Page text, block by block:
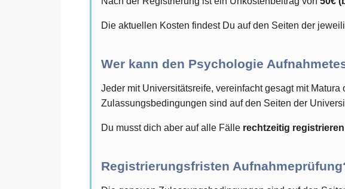
Die aktuellen Kosten findest Du auf den Seiten der
Wer kann den Psychologie
Jeder mit Universitätsreife, vereinfacht gesagt mit
Zulassungsbedingungen sind auf den Seiten der
Du musst dich aber auf alle Fälle rechtzeitig registrieren
Registrierungsfristen